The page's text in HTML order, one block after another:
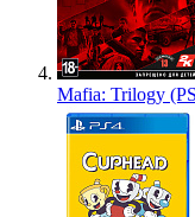
Mafia: Trilogy